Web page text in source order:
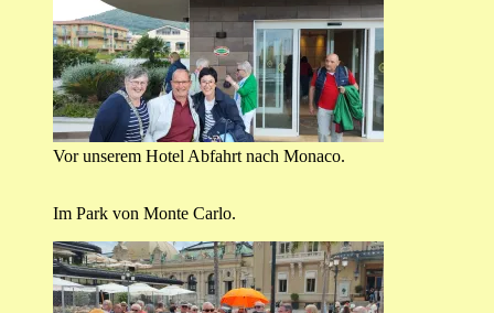
Vor unserem Hotel Abfahrt nach Monaco.
Im Park von Monte Carlo.